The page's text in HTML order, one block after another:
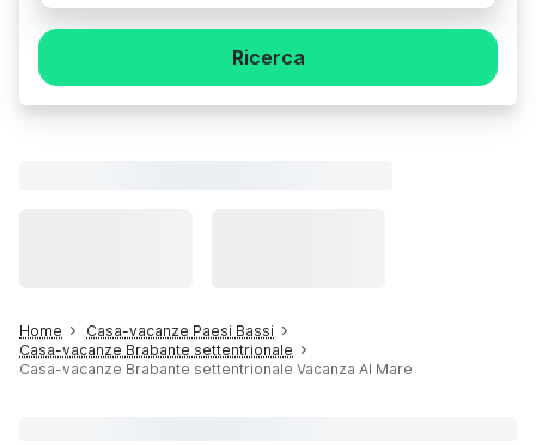
Ricerca
Home
Casa-vacanze Paesi Bassi
Casa-vacanze Brabante settentrionale
Casa-vacanze Brabante settentrionale Vacanza Al Mare